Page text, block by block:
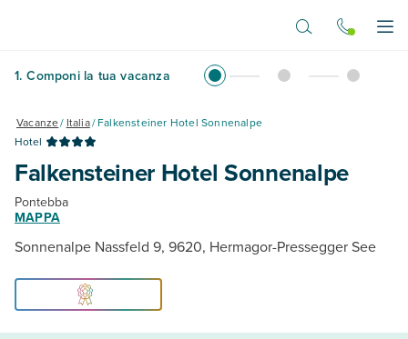
1. Componi la tua vacanza
Vacanze/ Italia/Falkensteiner Hotel Sonnenalpe
Hotel
Falkensteiner Hotel Sonnenalpe
Pontebba
MAPPA
Sonnenalpe Nassfeld 9, 9620, Hermagor-Pressegger See